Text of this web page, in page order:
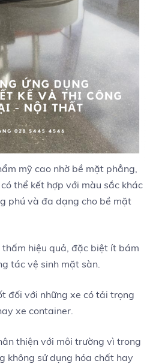
mỹ cao nhờ bề mặt phẳng,
thể kết hợp với màu sắc khác
phú và đa dạng cho bề mặt
hiệu quả, đặc biệt ít bám
tác vệ sinh mặt sàn.
đối với những xe có tải trọng
xe container.
thiện với môi trường vì trong
không sử dụng hóa chất hay